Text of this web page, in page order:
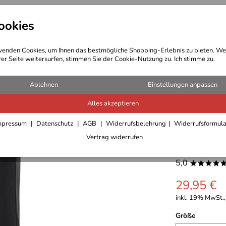
Cookies, um Ihnen das bestmögliche Shopping-Erlebnis zu bieten.
Seite weitersurfen, stimmen Sie der Cookie-Nutzung zu. Ich stimme zu.
Ablehnen Einstellungen anpassen
Alles akzeptieren
Datenschutz AGB Widerrufsbelehrung
Vertrag widerrufen
Bekleidung Outdoor Ausrüstung
Joy
5,0
29,95 €
inkl. 19%
Größe